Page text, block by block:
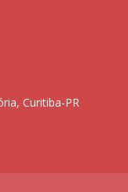
Curitiba-PR